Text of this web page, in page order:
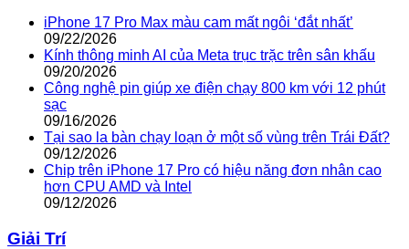
iPhone 17 Pro Max màu cam mất ngôi ‘đắt nhất’
09/22/2026
Kính thông minh AI của Meta trục trặc trên sân khấu
09/20/2026
Công nghệ pin giúp xe điện chạy 800 km với 12 phút
sạc
09/16/2026
Tại sao la bàn chạy loạn ở một số vùng trên Trái Đất?
09/12/2026
Chip trên iPhone 17 Pro có hiệu năng đơn nhân cao
hơn CPU AMD và Intel
09/12/2026
Giải Trí